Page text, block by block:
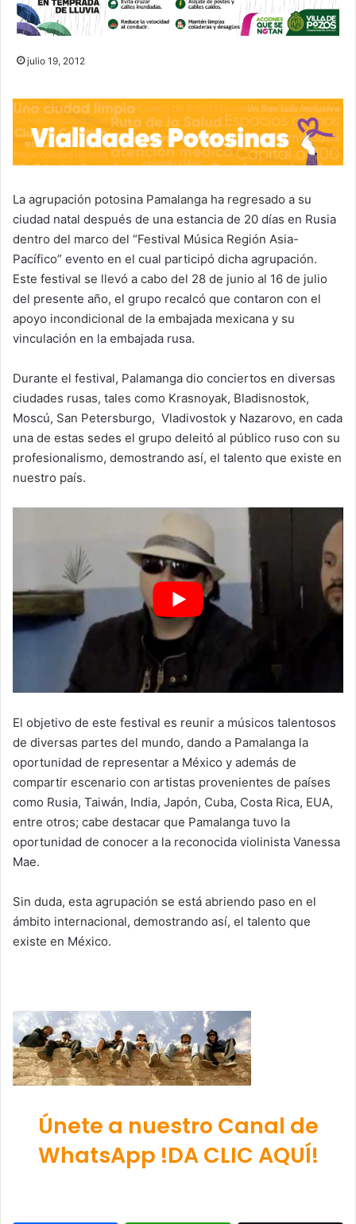
julio 19, 2012
La agrupación potosina Pamalanga ha regresado a su
ciudad natal después de una estancia de 20 días en Rusia
dentro del marco del “Festival Música Región Asia-
Pacífico” evento en el cual participó dicha agrupación.
Este festival se llevó a cabo del 28 de junio al 16 de julio
del presente año, el grupo recalcó que contaron con el
apoyo incondicional de la embajada mexicana y su
vinculación en la embajada rusa.
Durante el festival, Palamanga dio conciertos en diversas
ciudades rusas, tales como Krasnoyak, Bladisnostok,
Moscú, San Petersburgo, Vladivostok y Nazarovo, en cada
una de estas sedes el grupo deleitó al público ruso con su
profesionalismo, demostrando así, el talento que existe en
nuestro país.
El objetivo de este festival es reunir a músicos talentosos
de diversas partes del mundo, dando a Pamalanga la
oportunidad de representar a México y además de
compartir escenario con artistas provenientes de países
como Rusia, Taiwán, India, Japón, Cuba, Costa Rica, EUA,
entre otros; cabe destacar que Pamalanga tuvo la
oportunidad de conocer a la reconocida violinista Vanessa
Mae.
Sin duda, esta agrupación se está abriendo paso en el
ámbito internacional, demostrando así, el talento que
existe en México.
Únete a nuestro Canal de
WhatsApp !DA CLIC AQUÍ!